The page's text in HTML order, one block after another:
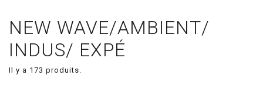
NEW WAVE/AMBIENT/
INDUS/ EXPÉ
Il y a 173 produits.